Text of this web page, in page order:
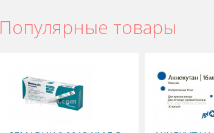
Популярные товары